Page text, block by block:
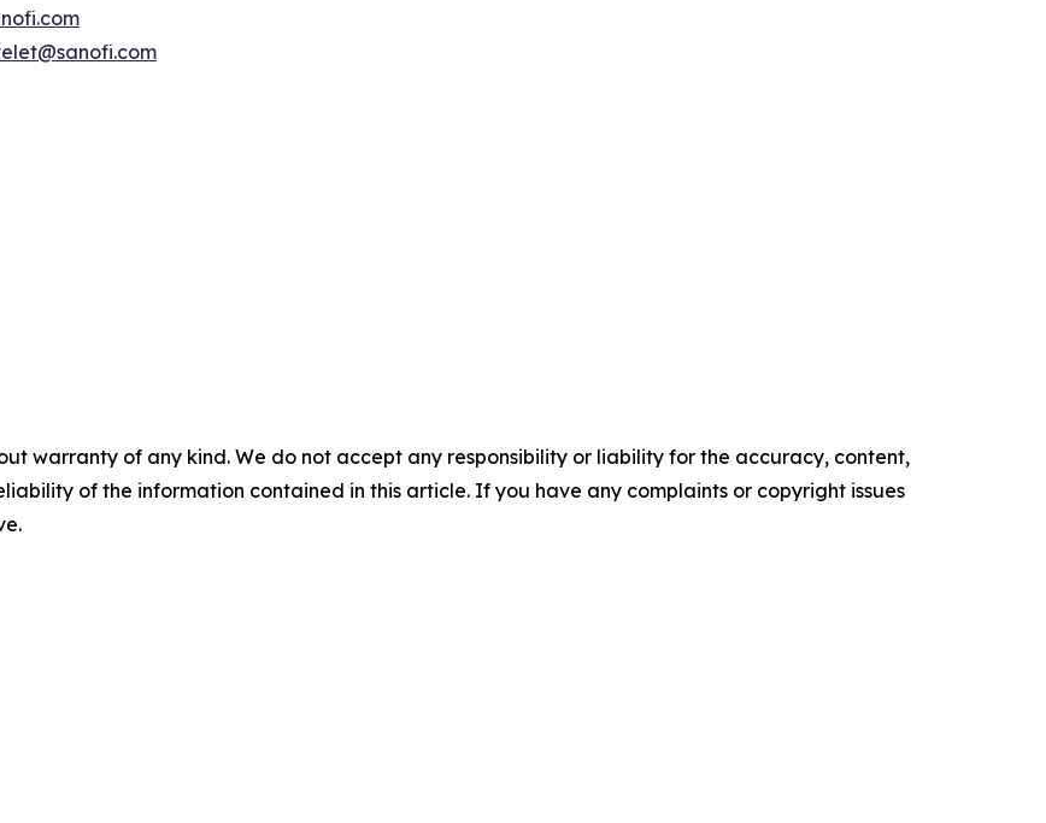
warranty of any kind. We do not accept any responsibility or liability for the accuracy, content,
of the information contained in this article. If you have any complaints or copyright issues